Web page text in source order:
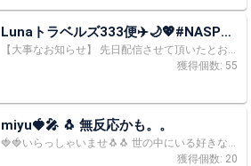
Lunaトラベルズ333便✈️🌙💖#NASPシ
ンガーAD
【大事なお知らせ】 先日配信させて頂いたとおり、今回のADは事情により辞退をさせていただきました。 今まで応援して頂き誠にありがとうございました。 AD終了後、本アカウントは削除されてしまいますが、 今後SHOWROOMアカウントを新たに作成し、 復活配信をさせていただく予定です。 詳しくはTwitterにて最新の情報をお待ちください。 https://twitter.com/luna_singer33 せっかく応援していただいていたにも関わらず、このような結果になってしまい大変申し訳ございません。 Lunaは今後もアーティスト活動を続けてまいりますので、どうぞよろしくお願いします。 アテンションプリーズ💁‍♀️ 世界を旅し、歌で光を広げる✈️❤️‍🔥💫 ノマドスピリット・シンガーソングライター Luna🌙🌎🐈‍⬛🎀🎶 見てくださってありがとうございます☺️ 1人でも多くの方に私のオリジナルソングを通し 夢や希望、生きる喜びを届けたいという気持ちで 世界規模の歌オーディションに参加しています！ 応援お願いいたします♡ Luna's Style 1. 旅をしながら作曲、旅先の景色と共にライブ配信🚢 2. 魂から湧き上がる唄を届ける「Spirit Singer」❤️‍🔥 3. スタイルも声質も七色に。聴く人の魂を癒し、波動を上げるRainbow Voice💎🌈 NASPシンガーAD参加中！！！ 👑グループファイナル1位 ⇒アジア著名音楽プロデューサーによるオリジナル楽曲制作・リリース ⇒ベトナム有線放送での楽曲プロモーション ⇒著名カメラマンによるアーティスト写真撮影 👑グランドステージファイナル1位 ⇒タイ大型イベント「日本万博2023」出演 ⇒カバー楽曲全世界リリース ⇒活動サポート費として賞金150万円 上記叶えます❤️‍🔥 追い続ける勇気があれば全ての夢は必ず叶う！ 応援よろしくお願いいたします🙏✨ ❣️フォローとリツイートのお願い❣️ 審査期間中、対象ツイート(Lunaの固定ツイート)をリツイートしていただくと1リツイートあたり審査ポイント200pが加算されます！！！ ボタンひとつで気軽にLunaを応援していただけます🥹 ※引用リツイートは不可ですので必ず通常リツイートでお願いいたします⚠️ https://twitter.com/luna_singer33/status/1664580382426271744?s=46 ✈️ Schedule Twitterにて詳しい時間は随時告知🕊 https://twitter.com/luna_singer33 -グループC 予選- 5/16 21:00- 初日配信 Day. 1 from Japan ※初日のランキングでボーナス特典あります！たくさんの応援お待ちしております🙏 5/17 *⋆✈︎ To Paris, France (もしかしたら羽田空港かシャルル・ド・ゴール空港から短めの配信) 5/18-5/22 毎日配信 from France 5/23-5/29 毎日配信 from England *⋆✈Back to Japan -グループC ファイナル- 6/2-4 毎日配信 from Japan 6/5 *⋆✈︎ To Bali, Indonesia (空港もしくはホテル到着後の配信) 6/6-6/12 毎日配信 from Bali 6/13 *⋆✈︎ Back to Japan 日本より配信 🙏リスナーさんへのお願い🙏 ■SMS認証を是非♪ SMS(電話番号)認証してないと、せっかく頂いたポイントが反映されません💦 マイページ ＞ アカウント設定 からSMS認証ができます！ ■本イベント期間中、SPギフトは、イベント貢献ポイント2.5倍で反映されます🎉 応援よろしくお願いします✨
獲得個数: 55
miyu🍓🎤 🐧 無反応かも。。
🍓🍓いらっしゃいませ🐧🐧 世の中にいる好きな歌手さんの1人になれたら嬉しい 不定期配信 イベントとかでないでのんびり歌ってます 基本ラジオ 体調優先 何事も元気が1番😄 みんなも無理は❌ ⚠️治療の影響で記憶が乏しいところがあります。 リスナー様のことを思い出すのに時間がかかったりすることがあったら申し訳ありません。 はじめまして！いつもまして！miyuです！ 気軽にみゆみゆーって呼んでね！🤭(あだ名募集中) 固定さん募集中🈁 ファンマーク「🍓🎤🐧」 応援したいところにいきますが、自信がなくてコメントなし無反応で投げ逃げしてることあります。体調が良ければそのまま視聴させてもらってます。少しでもお力になれば💪🏻あと見に行きたくて行ってます、冷やかしじゃないです🙇‍♀️ 嫌な思いになった配信者様申し訳ないです。 推薦コメント🩵ありがとう🥹 〇カノンちゃん(ラジオパーソナリティ📻Instagram可愛い写真載ってます) 〇亜子(かすみ)先生(ライバー様、昭和の歌歌われてます！いつでも戻ってきてね) 〇まほろ~ばさん(mei🐈‍⬛ ͗🎀ちゃん推しのいつも私にも気を使ってくれる優しい優しいリスナー様) 今までの経験⸜( ˶'ᵕ'˶)⸝✩︎⡱ 2023 NEXT ASIA STAR PROJECT オーディションイベント 予選1位通過🏅 ファイナル3位🏅(SHOWROOM内1位🏅) グランド予選2位通過🏅 キューピットクマランキング3位🧸 グランドファイナル5位🏅 (PR Timesにて掲載中) https://prtimes.jp/main/html/rd/p/000000357.000058915.html たくさんの応援ありがとうございました🍀 2023/7月超超超イベ6位🏅 2023/7月エンジョイカラオケイベ27位🏅 2023 音符ランキング9位🏅 2023「モーリーの寺子屋」6位🏅 2023 日韓新人発掘オーディション 2位🏅 2025/9月週末ショートイベ 総合 10位🏅 ランク別 2位🏆 週間ランキング(日) 2位🏆 その他𝐞𝐭𝐜... 2023 7/17宮城にて「カフェはら」初ライブ✨👏🌟 ありがとうございました❤ たくさんの経験になりました✨ 7月23日(日)18時 KickOff JFL 第17節 クリアソン新宿vs 沖縄SVのハーフタイムショーにて MUSIC PLANETのアーティストの1人としてパフォーマンスさせていただきました！ https://criacao.co.jp/soccerclub/information/post-14301/ ありがとうございました🥰 MV→https://youtu.be/tNRCpUJMWQA?si=Mxbq87FTL3Cb6alZ ↑MVの中のmiyu見つけたらラッキー🍀 9/18(月祝)に行われたWILD BUNCH FEST. 2023 ドームステージにて MUSIC PLANET Vocal Collection vol.3 に出演いたしました🥰プロの方とも同じドームステージに立てて貴重な経験をさせていただきました。またいつかワイバンのステージ立てるようにがんばる💪 https://www.wildbunchfest.jp/ 2024 3/10 福岡にて「SUPER LIVE」に出演いたしました🎤💕 初箱ライブで複数人で歌わせていただきました！ 満員御礼✨️ありがとうございました🥰 初見さん初コメ嬉しいです！お好きな歌、歌手教えてね☺️ 10日間までにフォロワ100人目指してます🔥達成㊗️🎉 20日間までに200人目指します(ง •̀_•́)ง(21日目達成🎉) 300人突破(30日目🎉)2023時点 ┈┈┈🏆参加中イベント🏆┈┈┈ 一時なし ┈┈┈⏰配信時間⏰┈┈┈ 不定期になります(ファンルームにかきます) ┈┈┈🌟Profile🌟┈┈┈ 「初配信」2023.05.13 ［名前］miyu ［誕生日］1998.03.05 ［好きなもの］いちご🍓 歌うこと🎤 ［趣味］KPOPはとくにEXOが好きです😘 JPOPではglobeがだいすき♥️ KEIKOさんの生歌を聞くのが夢です(๑♡∀♡๑)(globeだったらほぼ歌えます！！マークさん部分は…歌えるやつと歌えないやつあり😭) マークさんのDJLIVEに2度行ったことがあります✨ 2024.3月本のお渡し会でついにKEIKOさんともお会い出来ました💞 🥹‎(一瞬お話もできた😭) 〇一度でも行ったLIVE🎪 加藤ミリヤ、GLAY、ONEOKROCK、BoA20周年LIVE(2022)、SMTOWN(2022)、EXO FilmLive長崎公演(2021)、EXOファンミーティング(2023)、EXO KAI、EXO D.O.、EXO CHEN、EXO BAEKHYUN、HITOMIN、Sky Jamboreeフェス(2022.2023.2024)、グロジェネ(globeともしびは消さないツアー、マークさんによるDJLIVE)など ↑歌える曲もありますのでリクエストしてみてね✨ (歌えるリスト作らないと💦) 〇SHOWROOMを始めたキッカケ🌟 音楽を諦めようと思っていた頃EXOに出会いました。韓国の文化を知らなかったのでとても新鮮でアイドルでもこんなにカッコイイ歌声の人達がいるんだと一瞬で沼りました😳音楽の素晴らしさを再確認し、2023.4月に初めて全員(レイさん除く😭)に会えました(* 'ᵕ' )☆ そんな中EXOのメンバーとコラボ曲を出しているMenさんが関わっているNASPシンガーオーディションに出会いました。 これはEXOがくれたチャンスかもしれないと思い気づいたら応募してました。配信には苦い思い出があり不安でしたが、予選からファイナルの2ヶ月間、たくさんの応援をいただき感無量でした。本当にありがとうございました。 ［性格］体調特にメンタルが弱くなかなか継続して配信や歌の活動などできず、入院してからは制限を受けています。人前に立つのが苦手で学生時代わざと学級委員をしたりして変えようとしたことがありますがまだ苦手意識があります🥹焦ってしまったり言葉に詰まったりすることがあると思いますが暖かい目で見ていただけると嬉しいです🙏支えてくれる優しい人がいると嬉しいなぁ_( ˙꒳​˙_🥕)ﾆﾝﾍﾟｺ ┈┈┈🍀 夢 🍀┈┈┈ 憧れから挑戦してもいいじゃない。 人生1度きり、いっぱい躓いてきたけど やらないと何も始まらない！！！！！ 皆様を笑顔にできるような歌手になりたい🫶🥰 そして、自分自身が楽しんで歌いたい🎤✨ ⚠️注意⚠️リスナーさまへお願い🙏 〇SMS認証を是非‪🙌🏻💞 SMS(電話番号)認証をしていないと、せっかく頂いたポイントが反映されません😱😱 マイページ⇒アカウント設定 からSMS認証ができます！ オリジナル曲:answer https://big-up.style/KH3bJdNn3s ここまで読んでくれてmiyuを知ろうとしてくれて ありがとう😭🫶
獲得個数: 20